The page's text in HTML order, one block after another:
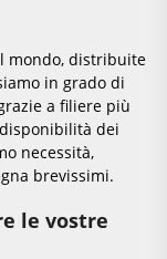
mondo, distribuite
in grado di
a filiere più
dei
necessità,
brevissimi.
le vostre